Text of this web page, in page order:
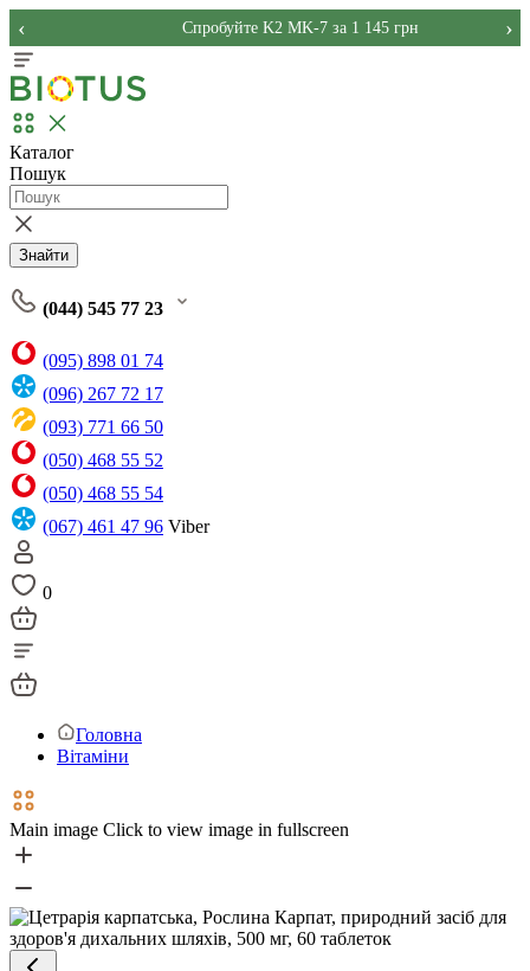
Спробуйте K2 MK-7 за 1 145 грн
‹ ›
Каталог
Пошук
Знайти
(044) 545 77 23
(095) 898 01 74
(096) 267 72 17
(093) 771 66 50
(050) 468 55 52
(050) 468 55 54
(067) 461 47 96 Viber
0
Головна
Вітаміни
Main image Click to view image in fullscreen